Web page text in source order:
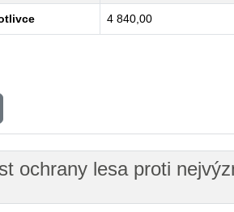
4 840,00
ochrany lesa proti